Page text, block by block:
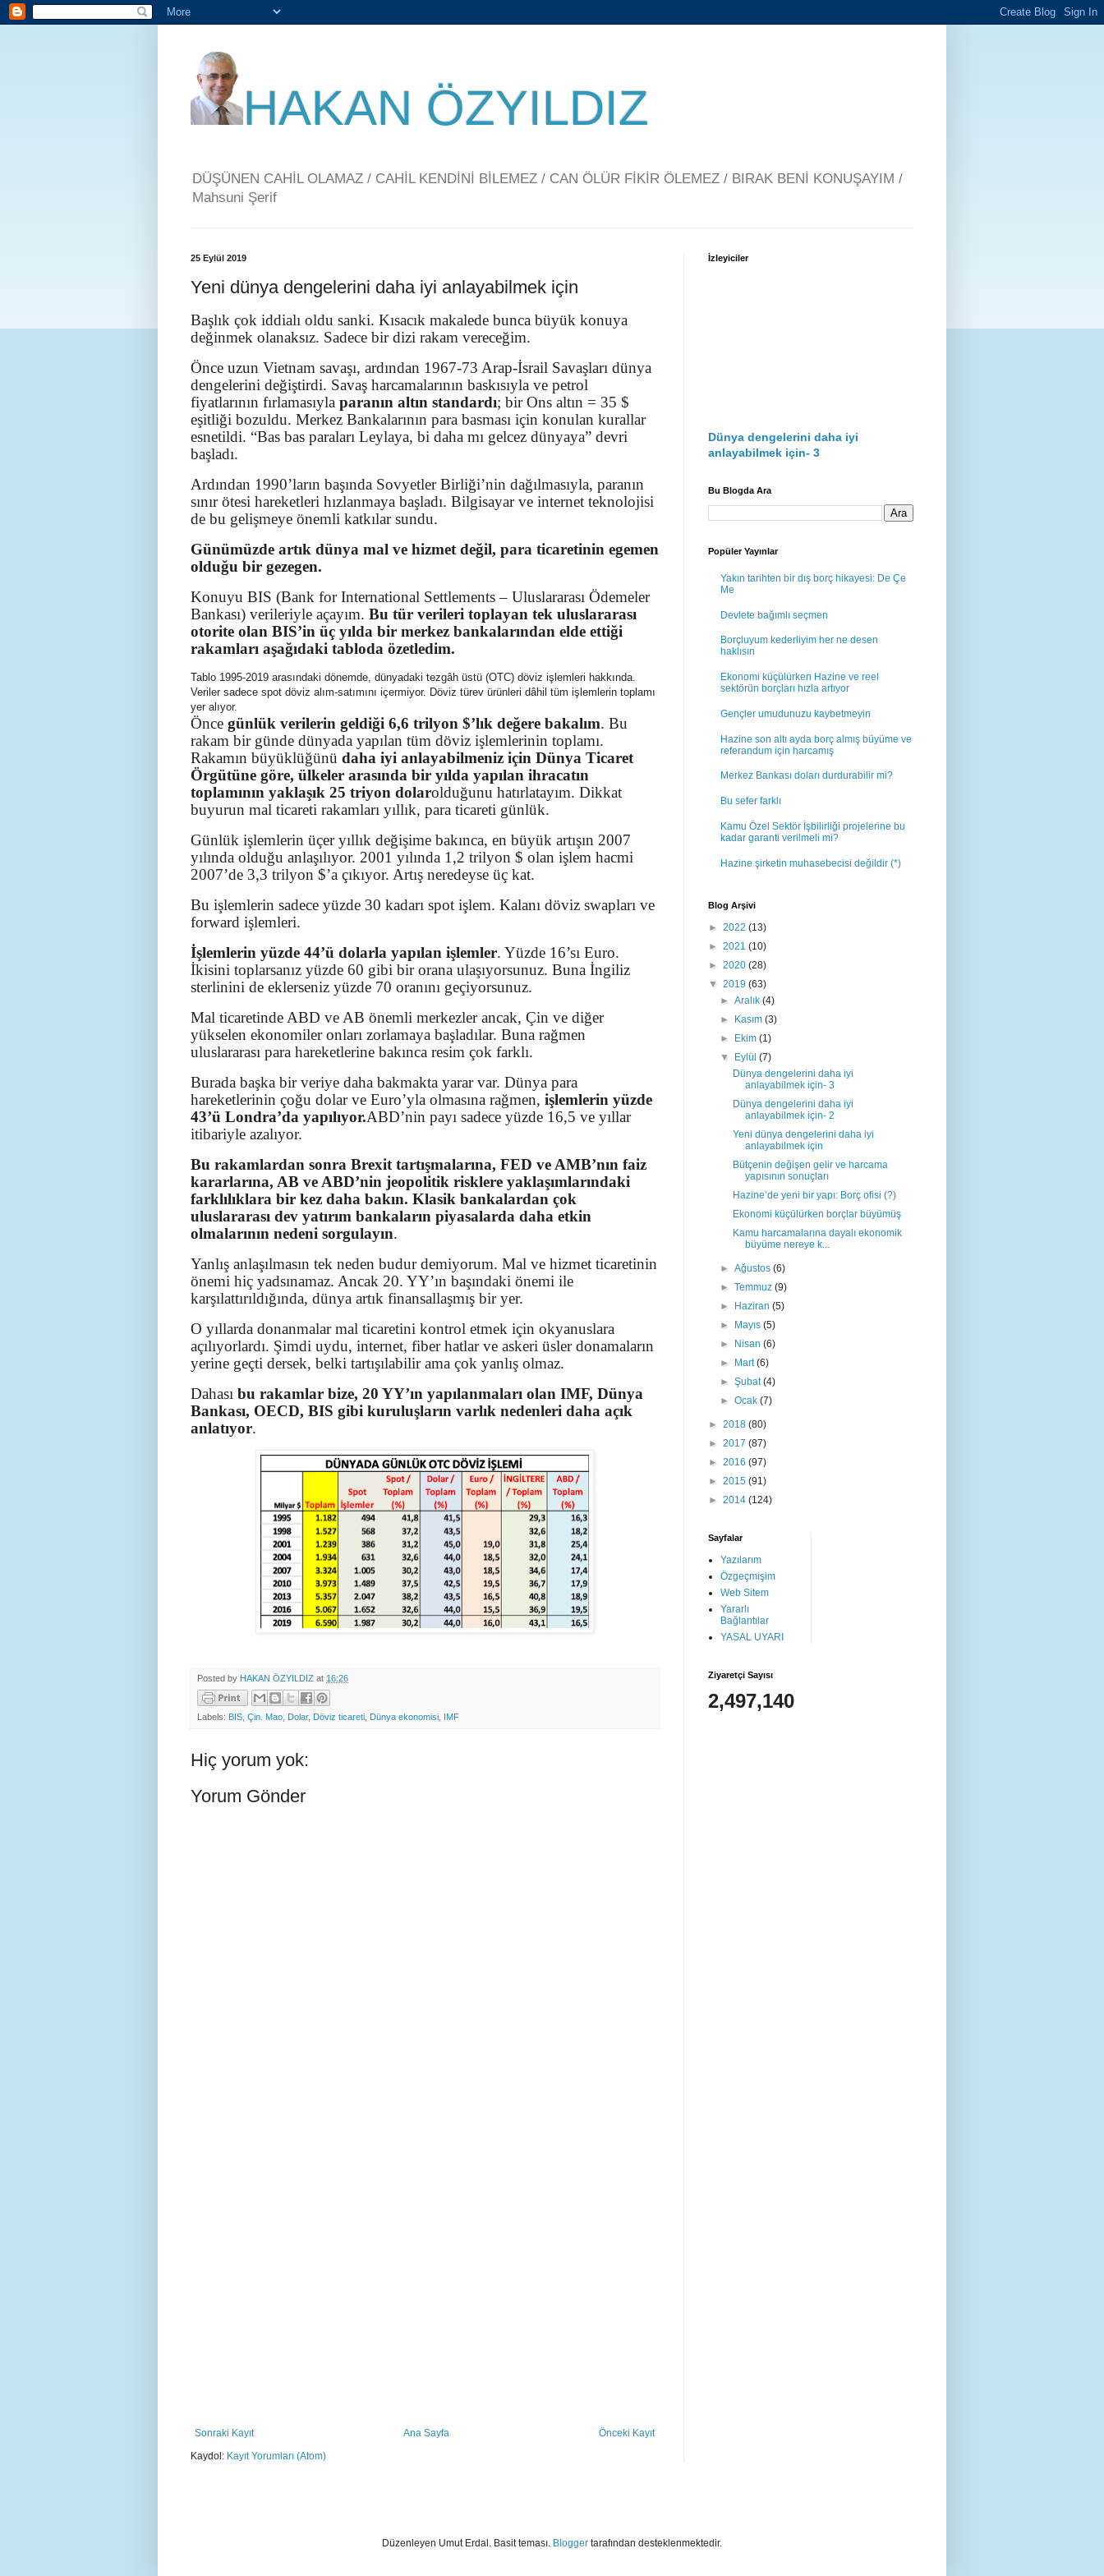
HAKAN ÖZYILDIZ
DÜŞÜNEN CAHİL OLAMAZ / CAHİL KENDİNİ BİLEMEZ / CAN ÖLÜR FİKİR ÖLEMEZ / BIRAK BENİ KONUŞAYIM /
Mahsuni Şerif
25 Eylül 2019
Yeni dünya dengelerini daha iyi anlayabilmek için
Başlık çok iddialı oldu sanki. Kısacık makalede bunca büyük konuya
değinmek olanaksız. Sadece bir dizi rakam vereceğim.
Önce uzun Vietnam savaşı, ardından 1967-73 Arap-İsrail Savaşları dünya
dengelerini değiştirdi. Savaş harcamalarının baskısıyla ve petrol
fiyatlarının fırlamasıyla paranın altın standardı; bir Ons altın = 35 $
eşitliği bozuldu. Merkez Bankalarının para basması için konulan kurallar
esnetildi. “Bas bas paraları Leylaya, bi daha mı gelcez dünyaya” devri
başladı.
Ardından 1990’ların başında Sovyetler Birliği’nin dağılmasıyla, paranın
sınır ötesi hareketleri hızlanmaya başladı. Bilgisayar ve internet teknolojisi
de bu gelişmeye önemli katkılar sundu.
Günümüzde artık dünya mal ve hizmet değil, para ticaretinin egemen
olduğu bir gezegen.
Konuyu BIS (Bank for International Settlements – Uluslararası Ödemeler
Bankası) verileriyle açayım. Bu tür verileri toplayan tek uluslararası
otorite olan BIS’in üç yılda bir merkez bankalarından elde ettiği
rakamları aşağıdaki tabloda özetledim.
Tablo 1995-2019 arasındaki dönemde, dünyadaki tezgâh üstü (OTC) döviz işlemleri hakkında.
Veriler sadece spot döviz alım-satımını içermiyor. Döviz türev ürünleri dâhil tüm işlemlerin toplamı
yer alıyor.
Önce günlük verilerin geldiği 6,6 trilyon $’lık değere bakalım. Bu
rakam bir günde dünyada yapılan tüm döviz işlemlerinin toplamı.
Rakamın büyüklüğünü daha iyi anlayabilmeniz için Dünya Ticaret
Örgütüne göre, ülkeler arasında bir yılda yapılan ihracatın
toplamının yaklaşık 25 triyon dolarolduğunu hatırlatayım. Dikkat
buyurun mal ticareti rakamları yıllık, para ticareti günlük.
Günlük işlemlerin üçer yıllık değişime bakınca, en büyük artışın 2007
yılında olduğu anlaşılıyor. 2001 yılında 1,2 trilyon $ olan işlem hacmi
2007’de 3,3 trilyon $’a çıkıyor. Artış neredeyse üç kat.
Bu işlemlerin sadece yüzde 30 kadarı spot işlem. Kalanı döviz swapları ve
forward işlemleri.
İşlemlerin yüzde 44’ü dolarla yapılan işlemler. Yüzde 16’sı Euro.
İkisini toplarsanız yüzde 60 gibi bir orana ulaşıyorsunuz. Buna İngiliz
sterlinini de eklerseniz yüzde 70 oranını geçiyorsunuz.
Mal ticaretinde ABD ve AB önemli merkezler ancak, Çin ve diğer
yükselen ekonomiler onları zorlamaya başladılar. Buna rağmen
uluslararası para hareketlerine bakınca resim çok farklı.
Burada başka bir veriye daha bakmakta yarar var. Dünya para
hareketlerinin çoğu dolar ve Euro’yla olmasına rağmen, işlemlerin yüzde
43’ü Londra’da yapılıyor.ABD’nin payı sadece yüzde 16,5 ve yıllar
itibariyle azalıyor.
Bu rakamlardan sonra Brexit tartışmalarına, FED ve AMB’nın faiz
kararlarına, AB ve ABD’nin jeopolitik risklere yaklaşımlarındaki
farklılıklara bir kez daha bakın. Klasik bankalardan çok
uluslararası dev yatırım bankaların piyasalarda daha etkin
olmalarının nedeni sorgulayın.
Yanlış anlaşılmasın tek neden budur demiyorum. Mal ve hizmet ticaretinin
önemi hiç yadsınamaz. Ancak 20. YY’ın başındaki önemi ile
karşılattırıldığında, dünya artık finansallaşmış bir yer.
O yıllarda donanmalar mal ticaretini kontrol etmek için okyanuslara
açılıyorlardı. Şimdi uydu, internet, fiber hatlar ve askeri üsler donamaların
yerine geçti dersek, belki tartışılabilir ama çok yanlış olmaz.
Dahası bu rakamlar bize, 20 YY’ın yapılanmaları olan IMF, Dünya
Bankası, OECD, BIS gibi kuruluşların varlık nedenleri daha açık
anlatıyor.
Posted by HAKAN ÖZYILDIZ at 16:26
Labels: BIS, Çin. Mao, Dolar, Döviz ticareti, Dünya ekonomisi, IMF
Hiç yorum yok:
Yorum Gönder
Sonraki Kayıt Önceki Kayıt
Ana Sayfa
Kaydol: Kayıt Yorumları (Atom)
İzleyiciler
Dünya dengelerini daha iyi
anlayabilmek için- 3
Bu Blogda Ara
Popüler Yayınlar
Yakın tarihten bir dış borç hikayesi: De Çe
Me
Devlete bağımlı seçmen
Borçluyum kederliyim her ne desen
haklısın
Ekonomi küçülürken Hazine ve reel
sektörün borçları hızla artıyor
Gençler umudunuzu kaybetmeyin
Hazine son altı ayda borç almış büyüme ve
referandum için harcamış
Merkez Bankası doları durdurabilir mi?
Bu sefer farklı
Kamu Özel Sektör İşbilirliği projelerine bu
kadar garanti verilmeli mi?
Hazine şirketin muhasebecisi değildir (*)
Blog Arşivi
► 2022 (13)
► 2021 (10)
► 2020 (28)
▼ 2019 (63)
►Aralık(4)
►
Kasım(3)
►
Ekim(1)
▼
Eylül(7)
Dünya dengelerini daha iyi
anlayabilmek için- 3
Dünya dengelerini daha iyi
anlayabilmek için- 2
Yeni dünya dengelerini daha iyi
anlayabilmek için
Bütçenin değişen gelir ve harcama
yapısının sonuçları
Hazine’de yeni bir yapı: Borç ofisi (?)
Ekonomi küçülürken borçlar büyümüş
Kamu harcamalarına dayalı ekonomik
büyüme nereye k...
►Ağustos(6)
►Temmuz(9)
►
Haziran(5)
►
Mayıs(5)
►
Nisan(6)
►
Mart(6)
►Şubat(4)
►Ocak(7)
► 2018 (80)
► 2017 (87)
► 2016 (97)
► 2015 (91)
► 2014 (124)
Sayfalar
Yazılarım
Özgeçmişim
Web Sitem
Yararlı
Bağlantılar
YASAL UYARI
Ziyaretçi Sayısı
2,497,140
Düzenleyen Umut Erdal. Basit teması. Blogger tarafından desteklenmektedir.